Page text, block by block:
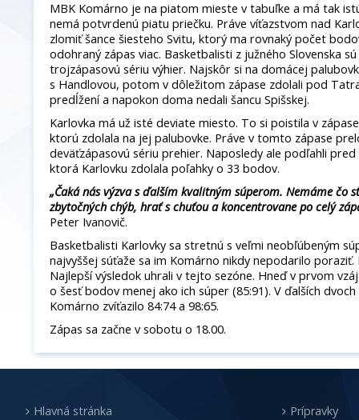
MBK Komárno je na piatom mieste v tabuľke a má tak
nemá potvrdenú piatu priečku. Práve víťazstvom nad
zlomiť šance šiesteho Svitu, ktorý ma rovnaký počet
odohraný zápas viac. Basketbalisti z južného Slovenska
trojzápasovú sériu výhier. Najskôr si na domácej
s Handlovou, potom v dôležitom zápase zdolali pod
predĺžení a napokon doma nedali šancu Spišskej.
Karlovka má už isté deviate miesto. To si poistila v
ktorú zdolala na jej palubovke. Práve v tomto zápase
deväťzápasovú sériu prehier. Naposledy ale podľahli
ktorá Karlovku zdolala poľahky o 33 bodov.
„Čaká nás výzva s ďalším kvalitným súperom. Nemáme čo
zbytočných chýb, hrať s chuťou a koncentrovane po celý
Peter Ivanovič.
Basketbalisti Karlovky sa stretnú s veľmi neobľúbeným
najvyššej súťaže sa im Komárno nikdy nepodarilo
Najlepší výsledok uhrali v tejto sezóne. Hneď v prvom
o šesť bodov menej ako ich súper (85:91). V ďalších
Komárno zvíťazilo 84:74 a 98:65.
Zápas sa začne v sobotu o 18.00.
Hlavná stránka
Prípravky